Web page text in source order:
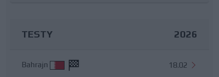
TESTY 2026
Bahrajn 18.02